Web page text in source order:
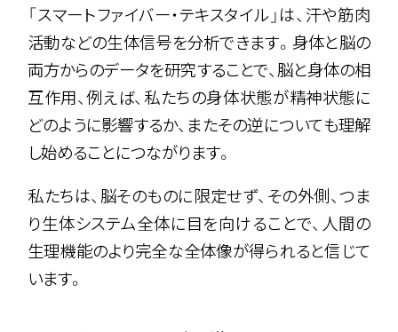
「スマートファイバー・テキスタイル」は、汗や筋肉
活動などの生体信号を分析できます。身体と脳の
両方からのデータを研究することで、脳と身体の相
互作用、例えば、私たちの身体状態が精神状態に
どのように影響するか、またその逆についても理解
し始めることにつながります。
私たちは、脳そのものに限定せず、その外側、つま
り生体システム全体に目を向けることで、人間の
生理機能のより完全な全体像が得られると信じて
います。